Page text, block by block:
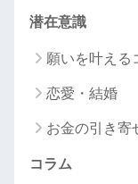
潜在意識
願いを叶える
恋愛・結婚
お金の引き寄
コラム